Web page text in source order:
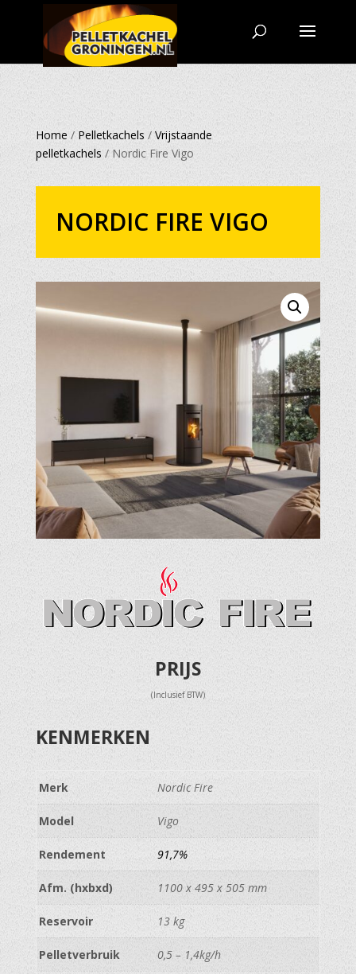
Home / Pelletkachels / Vrijstaande
pelletkachels / Nordic Fire Vigo
NORDIC FIRE VIGO
PRIJS
(Inclusief BTW)
KENMERKEN
Merk Nordic Fire
Model Vigo
Rendement 91,7%
Afm. (hxbxd) 1100 x 495 x 505 mm
Reservoir 13 kg
Pelletverbruik 0,5 – 1,4kg/h